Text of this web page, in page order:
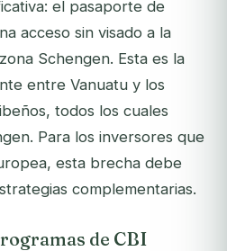
el pasaporte de
acceso sin visado a la
Schengen. Esta es la
entre Vanuatu y los
todos los cuales
Para los inversores que
esta brecha debe
complementarias.
de CBI